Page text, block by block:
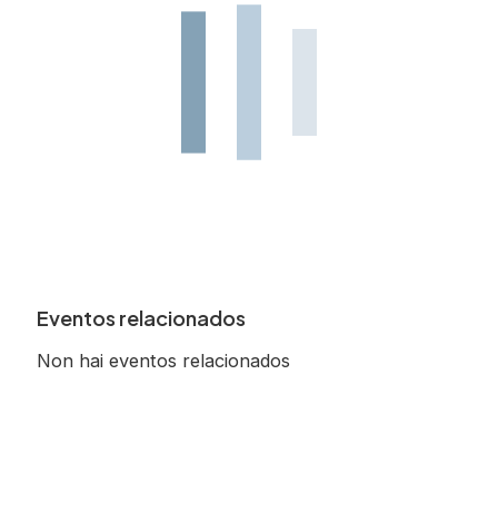
Eventos relacionados
Non hai eventos relacionados